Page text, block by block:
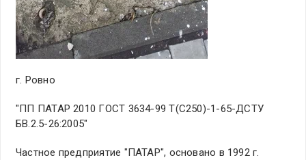
г. Ровно
"ПП ПАТАР 2010 ГОСТ 3634-99 Т(С250)-1-65-ДСТУ
БВ.2.5-26:2005"
Частное предприятие "ПАТАР", основано в 1992 г.